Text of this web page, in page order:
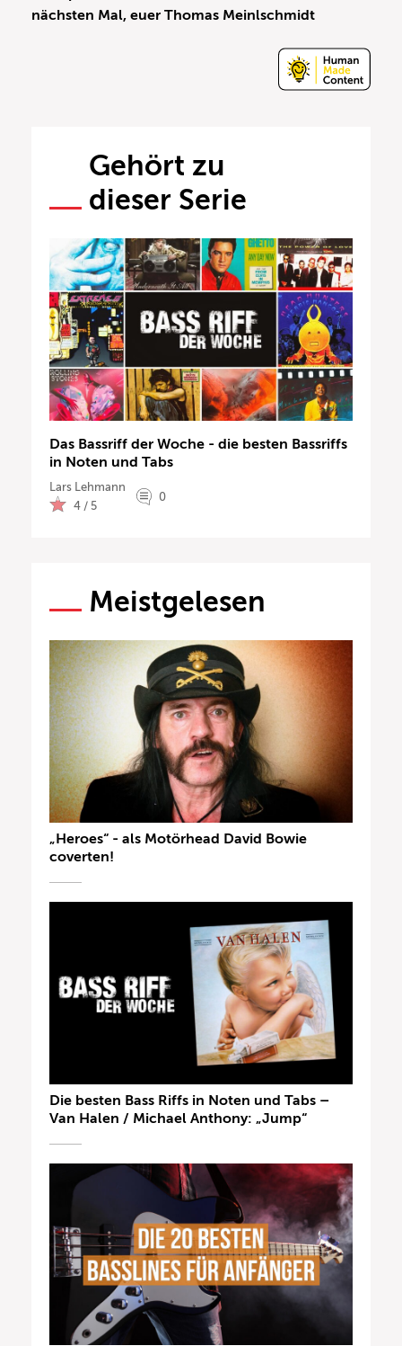
nächsten Mal, euer Thomas Meinlschmidt
Gehört zu
dieser Serie
Das Bassriff der Woche - die besten Bassriffs
in Noten und Tabs
Lars Lehmann
4 / 5
0
Meistgelesen
„Heroes“ - als Motörhead David Bowie
coverten!
Die besten Bass Riffs in Noten und Tabs –
Van Halen / Michael Anthony: „Jump“